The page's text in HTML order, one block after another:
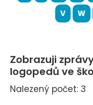
V
W
Zobrazuji
logopedů ve
Nalezený počet: 3